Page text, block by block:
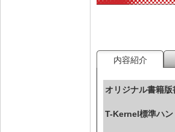
内容紹介
オリジナル書籍版
T-Kernel標準ハ